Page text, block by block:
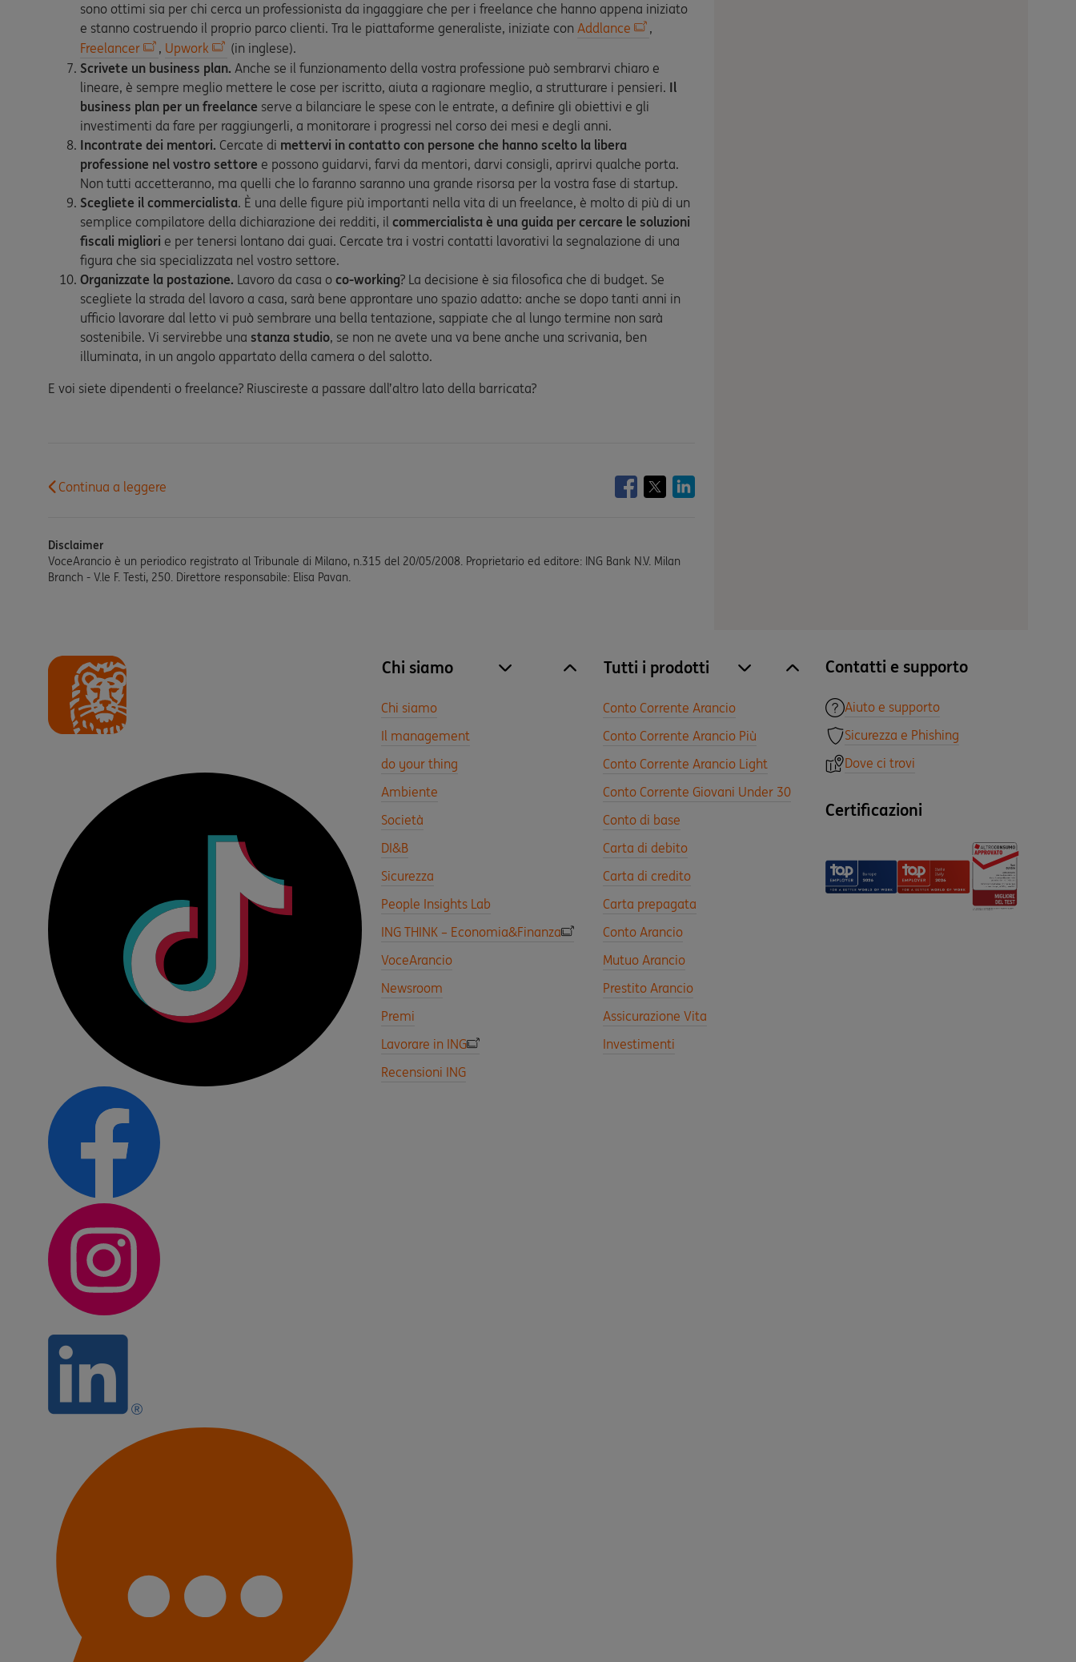
sono ottimi sia per chi cerca un professionista da ingaggiare che per i freelance che hanno appena iniziato
e stanno costruendo il proprio parco clienti. Tra le piattaforme generaliste, iniziate con Addlance
,
Freelancer
, Upwork
(in inglese).
Scrivete un business plan. Anche se il funzionamento della vostra professione può sembrarvi chiaro e
lineare, è sempre meglio mettere le cose per iscritto, aiuta a ragionare meglio, a strutturare i pensieri. Il
business plan per un freelance serve a bilanciare le spese con le entrate, a definire gli obiettivi e gli
investimenti da fare per raggiungerli, a monitorare i progressi nel corso dei mesi e degli anni.
Incontrate dei mentori. Cercate di mettervi in contatto con persone che hanno scelto la libera
professione nel vostro settore e possono guidarvi, farvi da mentori, darvi consigli, aprirvi qualche porta.
Non tutti accetteranno, ma quelli che lo faranno saranno una grande risorsa per la vostra fase di startup.
Scegliete il commercialista. È una delle figure più importanti nella vita di un freelance, è molto di più di un
semplice compilatore della dichiarazione dei redditi, il commercialista è una guida per cercare le soluzioni
fiscali migliori e per tenersi lontano dai guai. Cercate tra i vostri contatti lavorativi la segnalazione di una
figura che sia specializzata nel vostro settore.
Organizzate la postazione. Lavoro da casa o co-working? La decisione è sia filosofica che di budget. Se
scegliete la strada del lavoro a casa, sarà bene approntare uno spazio adatto: anche se dopo tanti anni in
ufficio lavorare dal letto vi può sembrare una bella tentazione, sappiate che al lungo termine non sarà
sostenibile. Vi servirebbe una stanza studio, se non ne avete una va bene anche una scrivania, ben
illuminata, in un angolo appartato della camera o del salotto.
E voi siete dipendenti o freelance? Riuscireste a passare dall’altro lato della barricata?
Continua a leggere
Disclaimer
VoceArancio è un periodico registrato al Tribunale di Milano, n.315 del 20/05/2008. Proprietario ed editore: ING Bank N.V. Milan
Branch - V.le F. Testi, 250. Direttore responsabile: Elisa Pavan.
Chi siamo site.accordion.apri [it-IT] Chi siamo
Chiudi Chi siamo
Chi siamo
Il management
do your thing
Ambiente
Società
DI&B
Sicurezza
People Insights Lab
ING THINK – Economia&Finanza
VoceArancio
Newsroom
Premi
Lavorare in ING
Recensioni ING
Tutti i prodotti site.accordion.apri [it-IT] Tutti i prodotti
Chiudi Tutti i prodotti
Conto Corrente Arancio
Conto Corrente Arancio Più
Conto Corrente Arancio Light
Conto Corrente Giovani Under 30
Conto di base
Carta di debito
Carta di credito
Carta prepagata
Conto Arancio
Mutuo Arancio
Prestito Arancio
Assicurazione Vita
Investimenti
Contatti e supporto
Aiuto e supporto
Sicurezza e Phishing
Dove ci trovi
Certificazioni